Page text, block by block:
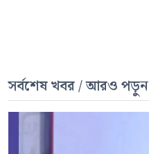
সর্বশেষ খবর / আরও পড়ুন